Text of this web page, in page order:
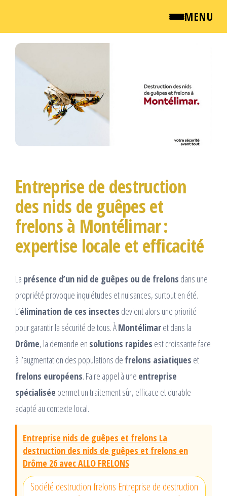
MENU
QUI SOMMES NOUS ?
NEWSROOM
Passer
Entreprise de destruction
des nids de guêpes et
frelons à Montélimar :
expertise locale et efficacité
La présence d’un nid de guêpes ou de frelons dans une
propriété provoque inquiétudes et nuisances, surtout en été.
L’élimination de ces insectes devient alors une priorité
pour garantir la sécurité de tous. ÀMontélimaret dans la
Drôme, la demande en solutions rapides est croissante face
à l’augmentation des populations de frelons asiatiques et
frelons européens. Faire appel à une entreprise
spécialisée permet un traitement sûr, efficace et durable
adapté au contexte local.
Entreprise nids de guêpes et frelons La
destruction des nids de guêpes et frelons en
Drôme 26 avec ALLO FRELONS
Société destruction frelons Entreprise de destruction